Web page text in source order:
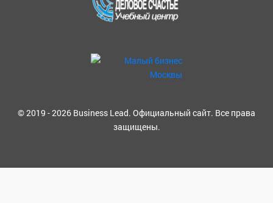
© 2019 - 2026 Business Lead. Официальный сайт. Все права
защищены.